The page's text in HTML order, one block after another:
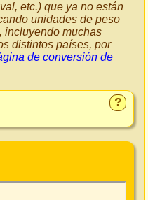
etc.) que ya no están
unidades de peso
incluyendo muchas
distintos países, por
de conversión de
?